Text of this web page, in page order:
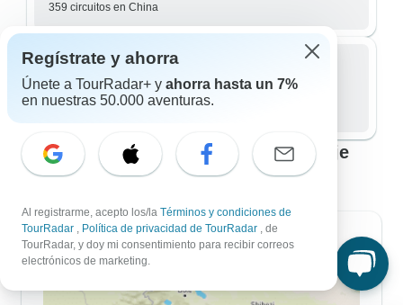
359 circuitos en China
Privado / Personalizado
China: los mejores itinerarios de viaje
que se ajustan a tus planes
Itinerarios de 7 Días
Regístrate y ahorra
Únete a TourRadar+ y ahorra hasta un 7%
en nuestras 50.000 aventuras.
Al registrarme, acepto los/la Términos y condiciones de
TourRadar , Política de privacidad de TourRadar , de
TourRadar, y doy mi consentimiento para recibir correos
electrónicos de marketing.